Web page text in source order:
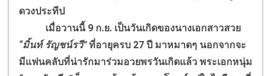
ดวงประทีป
เมื่อวานนี้ 9 ก.ย. เป็นวันเกิดของนางเอกสาวสวย
“มิ้นท์ รัญชน์รวี”ที่อายุครบ 27 ปี มาหมาดๆ นอกจากจะ
มีแฟนคลับที่น่ารักมาร่วมอวยพรวันเกิดแล้ว พระเอกหนุ่ม